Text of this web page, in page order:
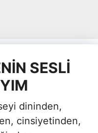
SESLİ
dininden,
cinsiyetinden,